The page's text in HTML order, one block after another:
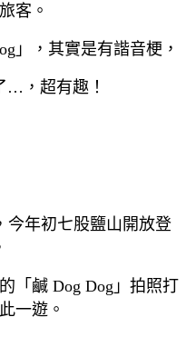
客。
」，其實是有諧音梗，
…，超有趣！
今年初七股鹽山開放登
「鹹 Dog Dog」拍照打
一遊。